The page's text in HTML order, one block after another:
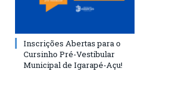
Inscrições Abertas para o
Cursinho Pré-Vestibular
Municipal de Igarapé-Açu!